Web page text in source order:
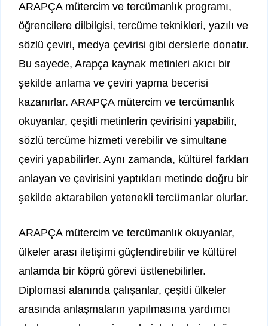
ARAPÇA mütercim ve tercümanlık programı,
öğrencilere dilbilgisi, tercüme teknikleri, yazılı ve
sözlü çeviri, medya çevirisi gibi derslerle donatır.
Bu sayede, Arapça kaynak metinleri akıcı bir
şekilde anlama ve çeviri yapma becerisi
kazanırlar. ARAPÇA mütercim ve tercümanlık
okuyanlar, çeşitli metinlerin çevirisini yapabilir,
sözlü tercüme hizmeti verebilir ve simultane
çeviri yapabilirler. Aynı zamanda, kültürel farkları
anlayan ve çevirisini yaptıkları metinde doğru bir
şekilde aktarabilen yetenekli tercümanlar olurlar.
ARAPÇA mütercim ve tercümanlık okuyanlar,
ülkeler arası iletişimi güçlendirebilir ve kültürel
anlamda bir köprü görevi üstlenebilirler.
Diplomasi alanında çalışanlar, çeşitli ülkeler
arasında anlaşmaların yapılmasına yardımcı